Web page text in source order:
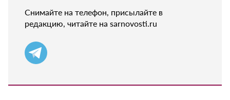
Снимайте на телефон, присылайте в
редакцию, читайте на sarnovosti.ru